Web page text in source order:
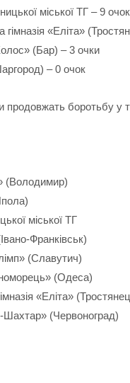
міської ТГ – 9 очок
гімназія «Еліта»
(Бар) – 3 очки
– 0 очок
продовжать боротьбу у
(Володимир)
міської ТГ
Франківськ)
(Славутич)
(Одеса)
«Еліта»
(Червоноград)